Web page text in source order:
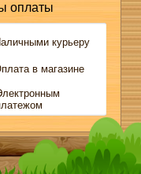
оплаты
курьеру
в магазине